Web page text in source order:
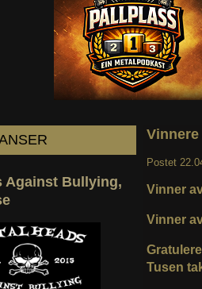
Against Bullying,
Postet
Vinner
Vinner
Tusen